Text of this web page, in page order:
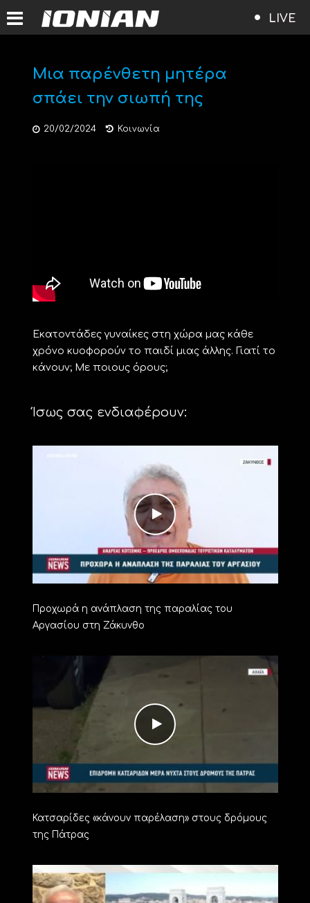
LIVE
Μια παρένθετη μητέρα
σπάει την σιωπή της
20/02/2024 Κοινωνία
Εκατοντάδες γυναίκες στη χώρα μας κάθε
χρόνο κυοφορούν το παιδί μιας άλλης. Γιατί το
κάνουν; Με ποιους όρους;
Ίσως σας ενδιαφέρουν:
Προχωρά η ανάπλαση της παραλίας του
Αργασίου στη Ζάκυνθο
Κατσαρίδες «κάνουν παρέλαση» στους δρόμους
της Πάτρας